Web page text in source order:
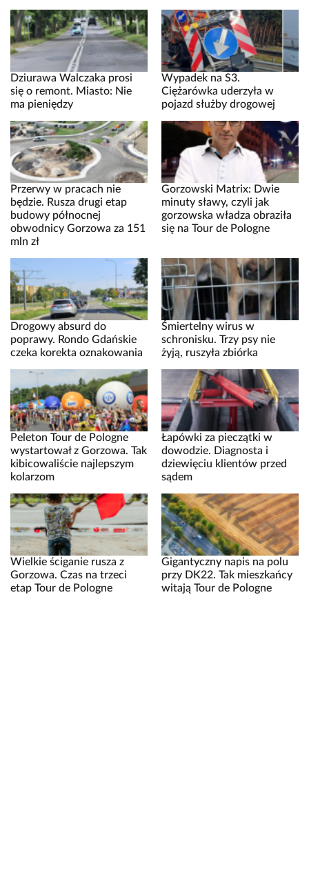
Dziurawa Walczaka prosi
się o remont. Miasto: Nie
ma pieniędzy
Wypadek na S3.
Ciężarówka uderzyła w
pojazd służby drogowej
Przerwy w pracach nie
będzie. Rusza drugi etap
budowy północnej
obwodnicy Gorzowa za 151
mln zł
Gorzowski Matrix: Dwie
minuty sławy, czyli jak
gorzowska władza obraziła
się na Tour de Pologne
Drogowy absurd do
poprawy. Rondo Gdańskie
czeka korekta oznakowania
Śmiertelny wirus w
schronisku. Trzy psy nie
żyją, ruszyła zbiórka
Peleton Tour de Pologne
wystartował z Gorzowa. Tak
kibicowaliście najlepszym
kolarzom
Łapówki za pieczątki w
dowodzie. Diagnosta i
dziewięciu klientów przed
sądem
Wielkie ściganie rusza z
Gorzowa. Czas na trzeci
etap Tour de Pologne
Gigantyczny napis na polu
przy DK22. Tak mieszkańcy
witają Tour de Pologne